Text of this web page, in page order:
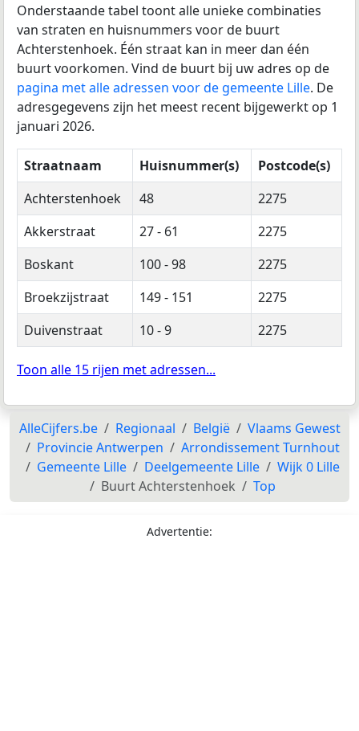
Onderstaande tabel toont alle unieke combinaties
van straten en huisnummers voor de buurt
Achterstenhoek. Één straat kan in meer dan één
buurt voorkomen. Vind de buurt bij uw adres op de
pagina met alle adressen voor de gemeente Lille. De
adresgegevens zijn het meest recent bijgewerkt op 1
januari 2026.
Straatnaam Huisnummer(s)
Postcode(s)
Achterstenhoek
48
2275
Akkerstraat
27 - 61
2275
Boskant
100 - 98
2275
Broekzijstraat
149 - 151
2275
Duivenstraat
10 - 9 2275
Toon alle 15 rijen met adressen...
AlleCijfers.be Regionaal België
Vlaams Gewest
Provincie Antwerpen
Arrondissement Turnhout
Gemeente Lille
Deelgemeente Lille
Wijk 0 Lille
Buurt Achterstenhoek
Top
Advertentie: